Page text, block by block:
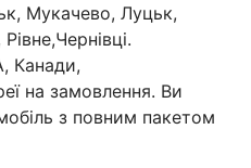
Мукачево, Луцьк,
Канади,
на замовлення. Ви
з повним пакетом